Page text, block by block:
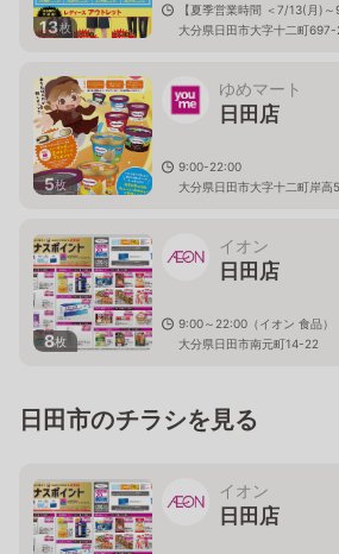
13枚
【夏季営業時間 ＜7/13(月)
大分県日田市大字十二町697-
5枚
ゆめマート
日田店
9:00-22:00
大分県日田市大字十二町岸高
8枚
イオン
日田店
9:00～22:00（イオン 食品）
大分県日田市南元町14-22
日田市のチラシを見る
イオン
日田店